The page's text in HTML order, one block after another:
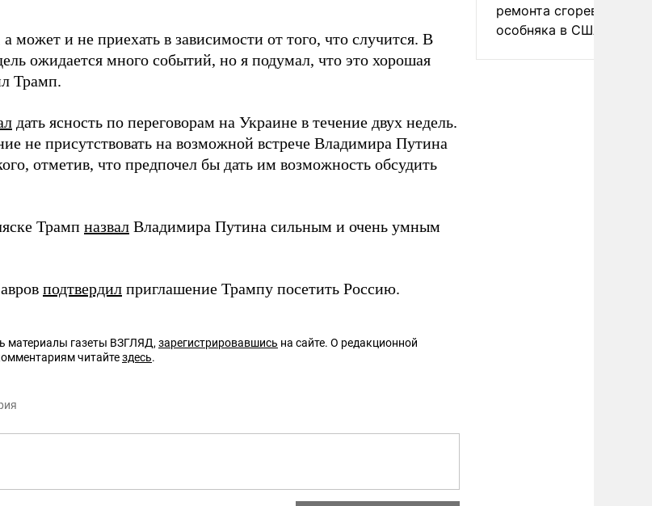
может и не приехать в зависимости от того, что случится. В
ожидается много событий, но я подумал, что это хорошая
Трамп.
дать ясность по переговорам на Украине в течение двух недель.
не присутствовать на возможной встрече Владимира Путина
отметив, что предпочел бы дать им возможность обсудить
Трамп назвал Владимира Путина сильным и очень умным
подтвердил приглашение Трампу посетить Россию.
материалы газеты ВЗГЛЯД,зарегистрировавшись на сайте. О редакционной
читайтездесь.
ремонта сгоревшего
особняка в США